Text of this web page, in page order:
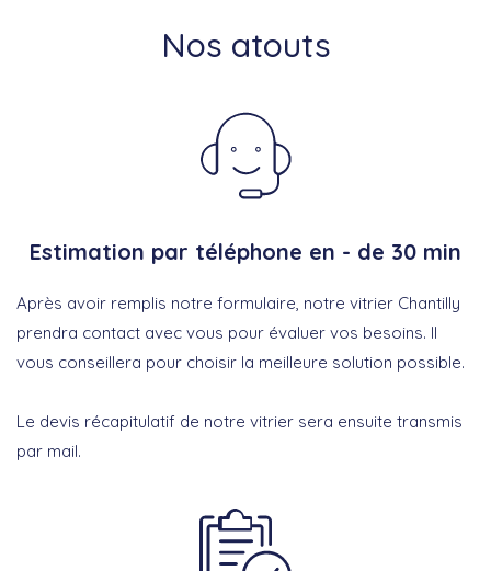
Nos atouts
Estimation par téléphone en - de 30 min
Après avoir remplis notre formulaire, notre vitrier Chantilly
prendra contact avec vous pour évaluer vos besoins. Il
vous conseillera pour choisir la meilleure solution possible.
Le devis récapitulatif de notre vitrier sera ensuite transmis
par mail.